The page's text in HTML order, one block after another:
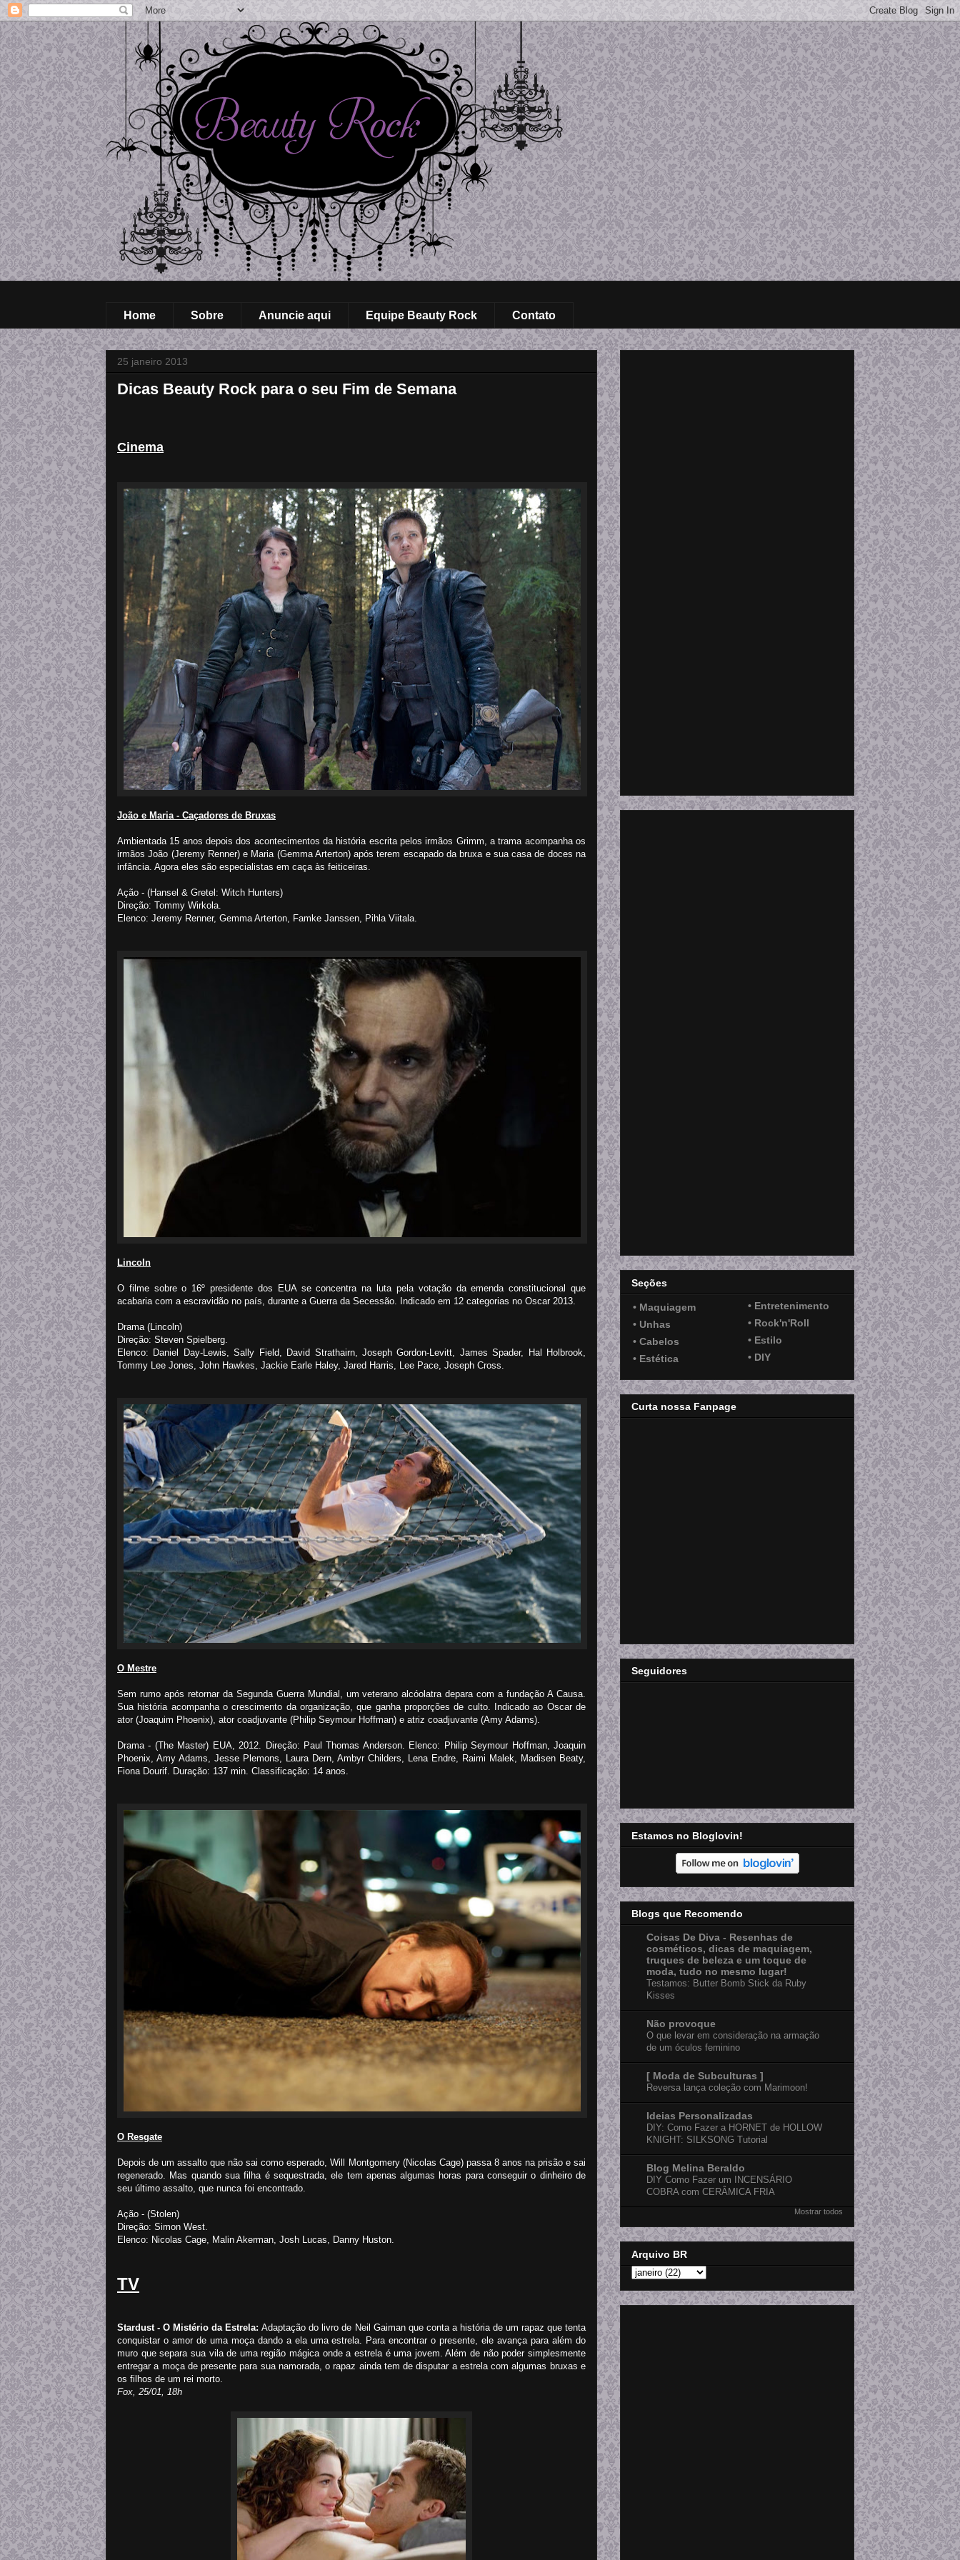
Home Sobre Anuncie aqui Equipe Beauty Rock Contato
25 janeiro 2013
Dicas Beauty Rock para o seu Fim de Semana
Cinema
João e Maria - Caçadores de Bruxas
Ambientada 15 anos depois dos acontecimentos da história escrita pelos irmãos Grimm, a trama acompanha os
irmãos João (Jeremy Renner) e Maria (Gemma Arterton) após terem escapado da bruxa e sua casa de doces na
infância. Agora eles são especialistas em caça às feiticeiras.
Ação - (Hansel & Gretel: Witch Hunters)
Direção: Tommy Wirkola.
Elenco: Jeremy Renner, Gemma Arterton, Famke Janssen, Pihla Viitala.
Lincoln
O filme sobre o 16º presidente dos EUA se concentra na luta pela votação da emenda constitucional que
acabaria com a escravidão no país, durante a Guerra da Secessão. Indicado em 12 categorias no Oscar 2013.
Drama (Lincoln)
Direção: Steven Spielberg.
Elenco: Daniel Day-Lewis, Sally Field, David Strathairn, Joseph Gordon-Levitt, James Spader, Hal Holbrook,
Tommy Lee Jones, John Hawkes, Jackie Earle Haley, Jared Harris, Lee Pace, Joseph Cross.
O Mestre
Sem rumo após retornar da Segunda Guerra Mundial, um veterano alcóolatra depara com a fundação A Causa.
Sua história acompanha o crescimento da organização, que ganha proporções de culto. Indicado ao Oscar de
ator (Joaquim Phoenix), ator coadjuvante (Philip Seymour Hoffman) e atriz coadjuvante (Amy Adams).
Drama - (The Master) EUA, 2012. Direção: Paul Thomas Anderson. Elenco: Philip Seymour Hoffman, Joaquin
Phoenix, Amy Adams, Jesse Plemons, Laura Dern, Ambyr Childers, Lena Endre, Raimi Malek, Madisen Beaty,
Fiona Dourif. Duração: 137 min. Classificação: 14 anos.
O Resgate
Depois de um assalto que não sai como esperado, Will Montgomery (Nicolas Cage) passa 8 anos na prisão e sai
regenerado. Mas quando sua filha é sequestrada, ele tem apenas algumas horas para conseguir o dinheiro de
seu último assalto, que nunca foi encontrado.
Ação - (Stolen)
Direção: Simon West.
Elenco: Nicolas Cage, Malin Akerman, Josh Lucas, Danny Huston.
TV
Stardust - O Mistério da Estrela:Adaptação do livro de Neil Gaiman que conta a história de um rapaz que tenta
conquistar o amor de uma moça dando a ela uma estrela. Para encontrar o presente, ele avança para além do
muro que separa sua vila de uma região mágica onde a estrela é uma jovem. Além de não poder simplesmente
entregar a moça de presente para sua namorada, o rapaz ainda tem de disputar a estrela com algumas bruxas e
os filhos de um rei morto.
Fox, 25/01, 18h
Seções
• Maquiagem
• Entretenimento
• Unhas
• Rock'n'Roll
• Cabelos
• Estilo
• Estética
• DIY
Curta nossa Fanpage
Seguidores
Estamos no Bloglovin!
Blogs que Recomendo
Coisas De Diva - Resenhas de
cosméticos, dicas de maquiagem,
truques de beleza e um toque de
moda, tudo no mesmo lugar!
Testamos: Butter Bomb Stick da Ruby
Kisses
Não provoque
O que levar em consideração na armação
de um óculos feminino
[ Moda de Subculturas ]
Reversa lança coleção com Marimoon!
Ideias Personalizadas
DIY: Como Fazer a HORNET de HOLLOW
KNIGHT: SILKSONG Tutorial
Blog Melina Beraldo
DIY Como Fazer um INCENSÁRIO
COBRA com CERÂMICA FRIA
Mostrar todos
Arquivo BR